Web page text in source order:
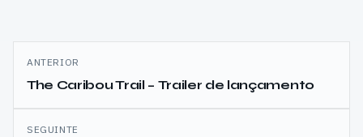
Navegação
de
artigos
ANTERIOR
The Caribou Trail – Trailer de lançamento
SEGUINTE